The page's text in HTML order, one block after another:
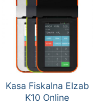
Kasa Fiskalna Elzab
K10 Online